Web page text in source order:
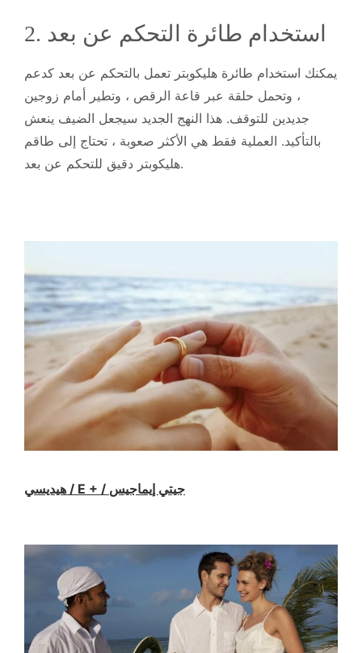
2. استخدام طائرة التحكم عن بعد
يمكنك استخدام طائرة هليكوبتر تعمل بالتحكم عن بعد كدعم
، وتحمل حلقة عبر قاعة الرقص ، وتطير أمام زوجين
جديدين للتوقف. هذا النهج الجديد سيجعل الضيف ينعش
بالتأكيد. العملية فقط هي الأكثر صعوبة ، تحتاج إلى طاقم
هليكوبتر دقيق للتحكم عن بعد.
هيديسي / E + / جيتي إيماجيس